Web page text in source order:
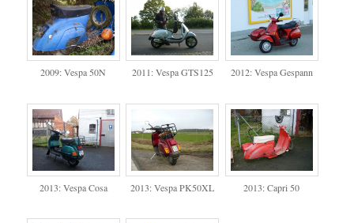
2009: Vespa 50N 2011: Vespa GTS125 2012: Vespa Gespann
2013: Vespa Cosa 2013: Vespa PK50XL 2013: Capri 50